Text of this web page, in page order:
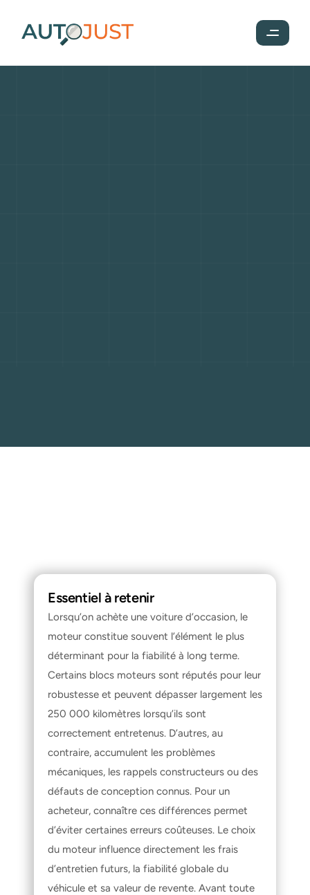
Essentiel à retenir
Lorsqu’on achète une voiture d’occasion, le
moteur constitue souvent l’élément le plus
déterminant pour la fiabilité à long terme.
Certains blocs moteurs sont réputés pour leur
robustesse et peuvent dépasser largement les
250 000 kilomètres lorsqu’ils sont
correctement entretenus. D’autres, au
contraire, accumulent les problèmes
mécaniques, les rappels constructeurs ou des
défauts de conception connus. Pour un
acheteur, connaître ces différences permet
d’éviter certaines erreurs coûteuses. Le choix
du moteur influence directement les frais
d’entretien futurs, la fiabilité globale du
véhicule et sa valeur de revente. Avant toute